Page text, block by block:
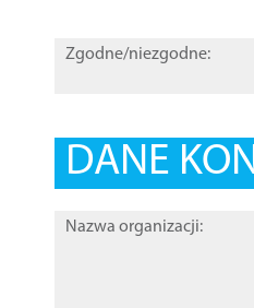
Zgodne/niezgodne:
DANE
Nazwa organizacji: